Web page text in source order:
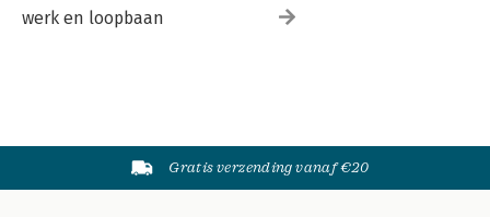
werk en loopbaan
Gratis verzending vanaf €20